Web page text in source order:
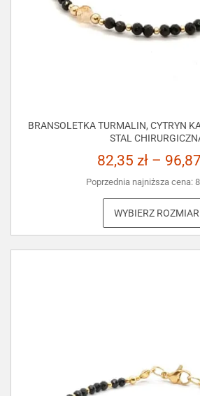
BRANSOLETKA TURMALIN, CYTRYN
STAL
82,35 zł – 96,87
Poprzednia najniższa cena:
WYBIERZ ROZMIAR